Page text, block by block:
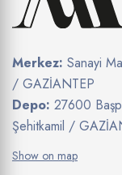
Merkez: Sanayi
/ GAZİANTEP
Depo: 27600
Şehitkamil /
Show on map